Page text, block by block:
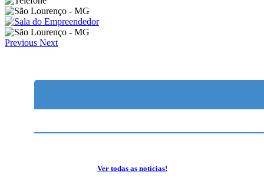
Previous Next
Ver todas as notícias!